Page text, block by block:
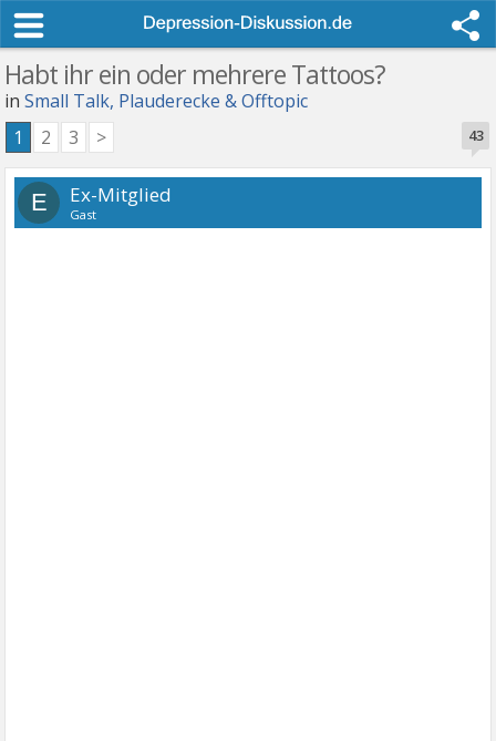
Habt ihr ein oder mehrere Tattoos?
inSmall Talk, Plauderecke & Offtopic
43
1 2 3 >
E Ex-Mitglied
Gast